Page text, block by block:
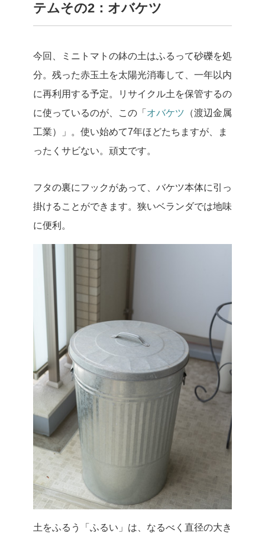
テムその2：オバケツ
今回、ミニトマトの鉢の土はふるって砂礫を処
分。残った赤玉土を太陽光消毒して、一年以内
に再利用する予定。リサイクル土を保管するの
に使っているのが、この「 オバケツ （渡辺金属
工業）」。使い始めて7年ほどたちますが、ま
ったくサビない。頑丈です。
フタの裏にフックがあって、バケツ本体に引っ
掛けることができます。狭いベランダでは地味
に便利。
土をふるう「ふるい」は、なるべく直径の大き